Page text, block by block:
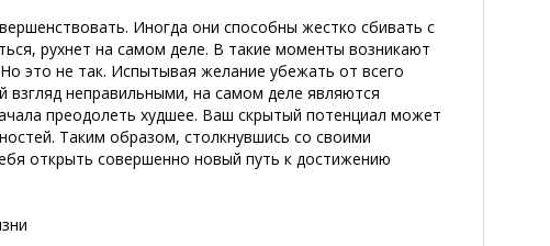
Иногда они способны жестко сбивать с
рухнет на самом деле. В такие моменты возникают
это не так. Испытывая желание убежать от всего
неправильными, на самом деле являются
преодолеть худшее. Ваш скрытый потенциал может
Таким образом, столкнувшись со своими
открыть совершенно новый путь к достижению